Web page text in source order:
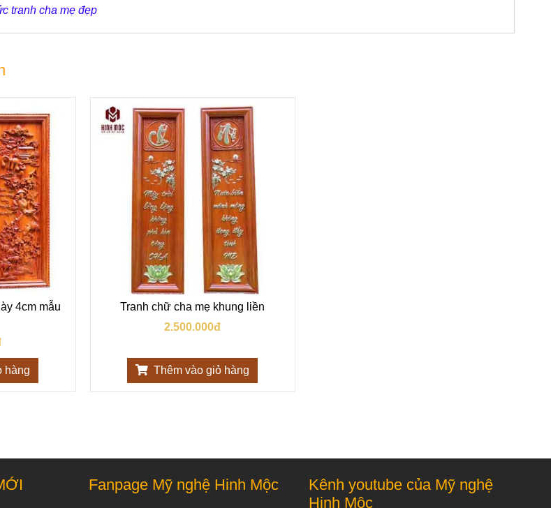
tranh cha mẹ đẹp
4cm mẫu
hàng
Tranh chữ cha mẹ khung liền
2.500.000đ
Thêm vào giỏ hàng
Fanpage Mỹ nghệ Hinh Mộc
Kênh youtube của Mỹ nghệ
Hinh Mộc